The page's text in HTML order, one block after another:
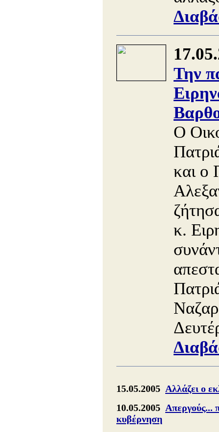
Την
Ο
και ο
κ.
15.05.2005 Αλλάζει ο
10.05.2005 Απεργούς...
κυβέρνηση